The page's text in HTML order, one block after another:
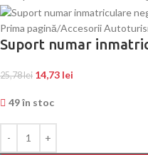
Prima pagină Accesorii
Suport numar
25,78lei 14,73 lei
49 în stoc